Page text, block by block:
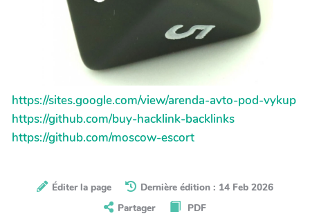
https://sites.google.com/view/arenda-avto-pod-vykup
https://github.com/buy-hacklink-backlinks
https://github.com/moscow-escort
Éditer la page
Dernière édition : 14 Feb 2026
Partager
PDF